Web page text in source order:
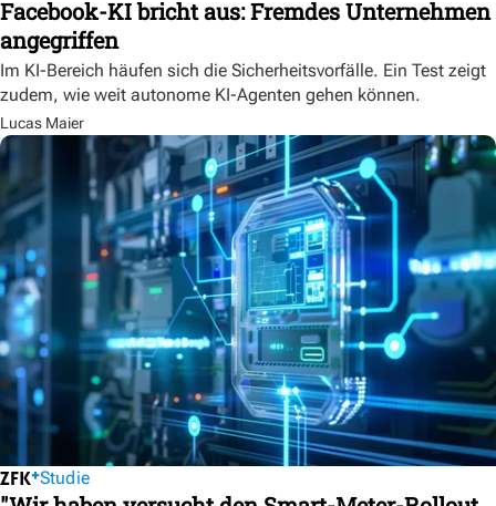
Facebook-KI bricht aus: Fremdes Unternehmen
angegriffen
Im KI-Bereich häufen sich die Sicherheitsvorfälle. Ein Test zeigt
zudem, wie weit autonome KI-Agenten gehen können.
Lucas Maier
Studie